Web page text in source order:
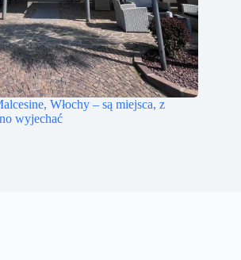
Włochy – są miejsca, z
wyjechać